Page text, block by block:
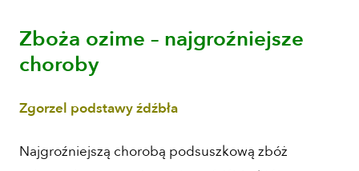
Zboża ozime – najgroźniejsze
choroby
Zgorzel podstawy źdźbła
Najgroźniejszą chorobą podsuszkową zbóż